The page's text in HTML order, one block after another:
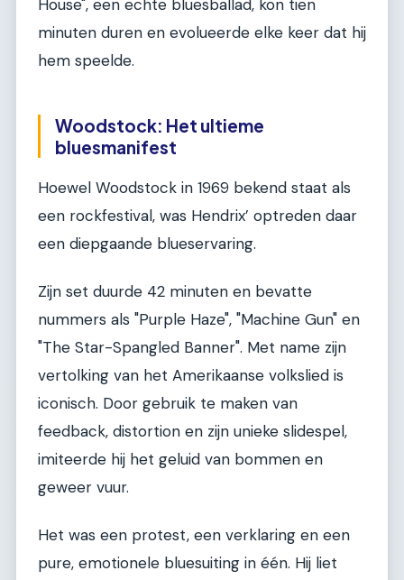
House", een echte bluesballad, kon tien
minuten duren en evolueerde elke keer dat hij
hem speelde.
Woodstock: Het ultieme
bluesmanifest
Hoewel Woodstock in 1969 bekend staat als
een rockfestival, was Hendrix’ optreden daar
een diepgaande blueservaring.
Zijn set duurde 42 minuten en bevatte
nummers als "Purple Haze", "Machine Gun" en
"The Star-Spangled Banner". Met name zijn
vertolking van het Amerikaanse volkslied is
iconisch. Door gebruik te maken van
feedback, distortion en zijn unieke slidespel,
imiteerde hij het geluid van bommen en
geweer vuur.
Het was een protest, een verklaring en een
pure, emotionele bluesuiting in één. Hij liet